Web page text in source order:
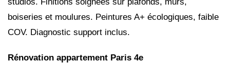
boiseries et moulures. Peintures A+ écologiques, faible
COV. Diagnostic support inclus.
Rénovation appartement Paris 4e